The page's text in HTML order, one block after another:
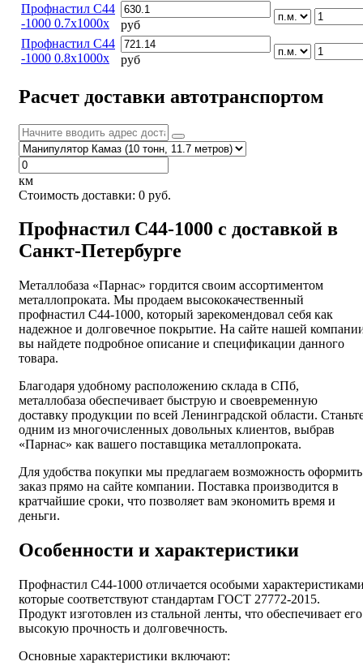
Профнастил С44
-1000 0.7х1000х
руб
Профнастил С44
-1000 0.8х1000х
руб
Расчет доставки автотранспортом
км
Стоимость доставки: 0 руб.
Профнастил С44-1000 с доставкой в
Санкт-Петербурге
Металлобаза «Парнас» гордится своим ассортиментом
металлопроката. Мы продаем высококачественный
профнастил С44-1000, который зарекомендовал себя как
надежное и долговечное покрытие. На сайте нашей
вы найдете подробное описание и спецификации данного
товара.
Благодаря удобному расположению склада в СПб,
металлобаза обеспечивает быструю и своевременную
доставку продукции по всей Ленинградской области.
одним из многочисленных довольных клиентов, выбрав
«Парнас» как вашего поставщика металлопроката.
Для удобства покупки мы предлагаем возможность оформить
заказ прямо на сайте компании. Поставка производится в
кратчайшие сроки, что позволяет вам экономить время и
деньги.
Особенности и характеристики
Профнастил С44-1000 отличается особыми
которые соответствуют стандартам ГОСТ 27772-2015.
Продукт изготовлен из стальной ленты, что обеспечивает его
высокую прочность и долговечность.
Основные характеристики включают: